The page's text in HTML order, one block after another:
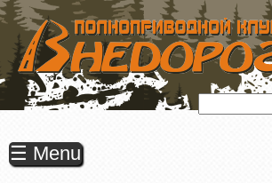
ПЕРЕЙТИ
ОСНОВНОМУ
СОДЕРЖАНИЮ
☰ Menu